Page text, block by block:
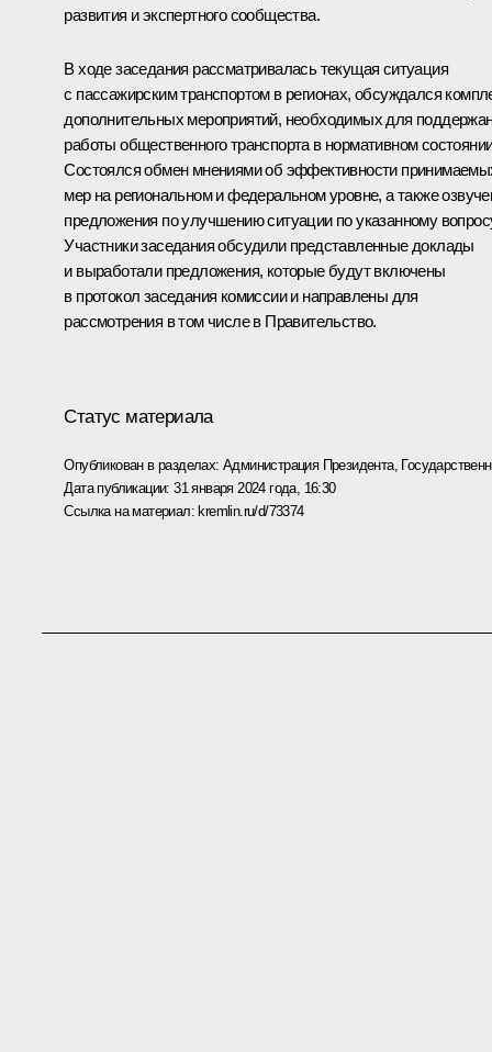
развития и экспертного сообщества.
В ходе заседания рассматривалась текущая ситуация
с пассажирским транспортом в регионах, обсуждался
дополнительных мероприятий, необходимых для
работы общественного транспорта в нормативном
Состоялся обмен мнениями об эффективности
мер на региональном и федеральном уровне, а также
предложения по улучшению ситуации по указанному
Участники заседания обсудили представленные доклады
и выработали предложения, которые будут включены
в протокол заседания комиссии и направлены для
рассмотрения в том числе в Правительство.
Статус материала
Опубликован в разделах: Администрация Президента,
Дата публикации:31 января 2024 года, 16:30
Ссылка на материал: kremlin.ru/d/73374